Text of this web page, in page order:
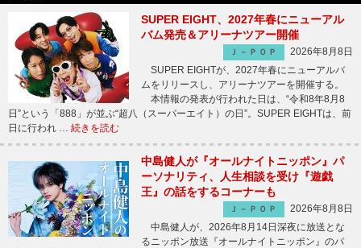
SUPER EIGHT、2027年春にニューアル
バム発売＆アリーナツアー開催
Ｊ－ＰＯＰ
2026年8月8日
SUPER EIGHTが、2027年春にニューアルバ
ムをリリースし、アリーナツアーを開催する。
本情報の発表が行われた日は、“令和8年8月8
日”という「888」が並ぶ“超八（スーパーエイト）の日”。SUPER EIGHTは、前
日に行われ … 続きを読む
中島健人が『オールナイトニッポン』パ
ーソナリティ、人生相談を受け『遊戯
王』の話をするコーナーも
Ｊ－ＰＯＰ
2026年8月8日
中島健人が、2026年8月14日深夜に放送とな
るニッポン放送『オールナイトニッポン』のパ